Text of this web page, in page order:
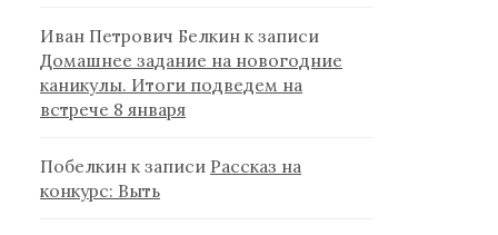
Иван Петрович Белкин к записи
Домашнее задание на новогодние
каникулы. Итоги подведем на
встрече 8 января
Побелкин к записи Рассказ на
конкурс: Выть